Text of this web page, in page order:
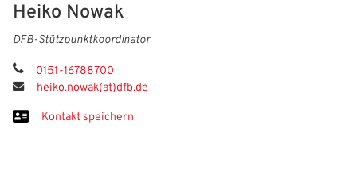
Heiko Nowak
DFB-Stützpunktkoordinator
0151-16788700
heiko.nowak(at)dfb.de
Kontakt speichern
WEBSITE DURCHSUCHEN
IHRE LESEZEICHEN
Benutzeranmeldung
sich an der Website anzumelden.
Anmelden